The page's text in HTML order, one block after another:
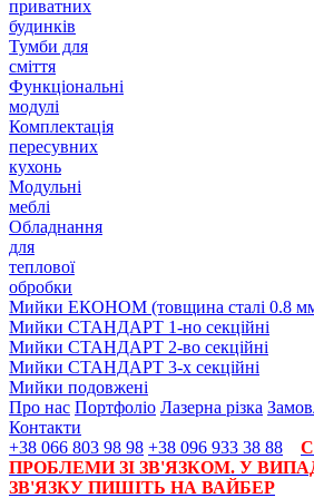
приватних
будинків
Тумби для
сміття
Функціональні
модулі
Комплектація
пересувних
кухонь
Модульні
меблі
Обладнання
для
теплової
обробки
Мийки ЕКОНОМ (товщина сталі 0.8
Мийки СТАНДАРТ 1-но секційні
Мийки СТАНДАРТ 2-во секційні
Мийки СТАНДАРТ 3-х секційні
Мийки подовжені
Про нас Портфоліо Лазерна різка
Контакти
+38 066 803 98 98 +38 096 933 38 88
ПРОБЛЕМИ ЗІ ЗВ'ЯЗКОМ. У
ЗВ'ЯЗКУ ПИШІТЬ НА ВАЙБЕР